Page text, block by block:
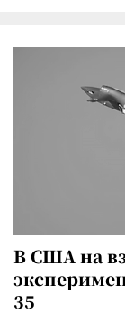
В США на
35